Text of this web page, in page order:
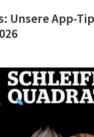
Unsere App-